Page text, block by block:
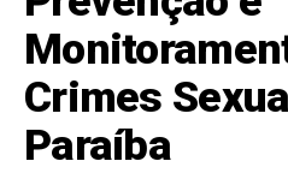
Crimes
Paraíba